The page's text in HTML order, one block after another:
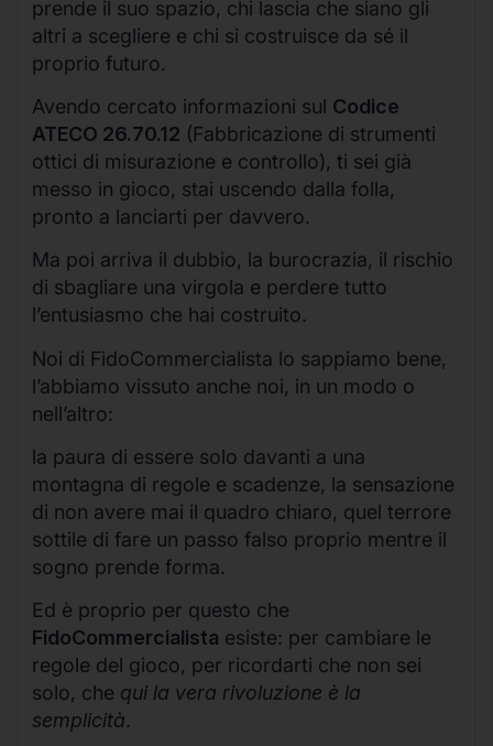
prende il suo spazio, chi lascia che siano gli
altri a scegliere e chi si costruisce da sé il
proprio futuro.
Avendo cercato informazioni sul Codice
ATECO 26.70.12 (Fabbricazione di strumenti
ottici di misurazione e controllo), ti sei già
messo in gioco, stai uscendo dalla folla,
pronto a lanciarti per davvero.
Ma poi arriva il dubbio, la burocrazia, il rischio
di sbagliare una virgola e perdere tutto
l’entusiasmo che hai costruito.
Noi di FidoCommercialista lo sappiamo bene,
l’abbiamo vissuto anche noi, in un modo o
nell’altro:
la paura di essere solo davanti a una
montagna di regole e scadenze, la sensazione
di non avere mai il quadro chiaro, quel terrore
sottile di fare un passo falso proprio mentre il
sogno prende forma.
Ed è proprio per questo che
FidoCommercialista esiste: per cambiare le
regole del gioco, per ricordarti che non sei
solo, che qui la vera rivoluzione è la
semplicità.